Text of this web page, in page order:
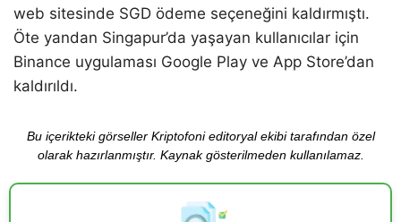
web sitesinde SGD ödeme seçeneğini kaldırmıştı.
Öte yandan Singapur’da yaşayan kullanıcılar için
Binance uygulaması Google Play ve App Store’dan
kaldırıldı.
Bu içerikteki görseller Kriptofoni editoryal ekibi tarafından özel
olarak hazırlanmıştır. Kaynak gösterilmeden kullanılamaz.